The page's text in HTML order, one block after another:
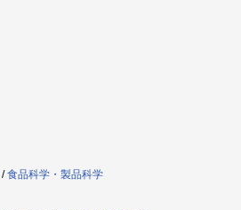
/食品科学・製品科学